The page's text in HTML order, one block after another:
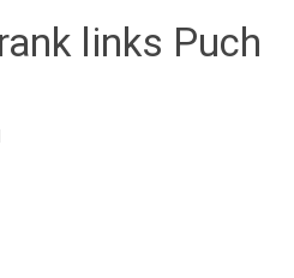
links Puch